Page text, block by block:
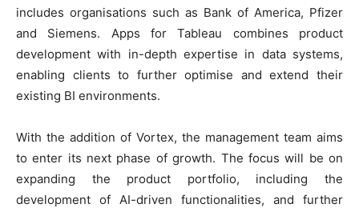
includes organisations such as Bank of America, Pfizer
and Siemens. Apps for Tableau combines product
development with in-depth expertise in data systems,
enabling clients to further optimise and extend their
existing BI environments.
With the addition of Vortex, the management team aims
to enter its next phase of growth. The focus will be on
expanding the product portfolio, including the
development of AI-driven functionalities, and further